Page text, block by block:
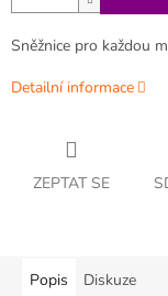
Sněžnice pro každou
Detailní informace
ZEPTAT SE
Popis Diskuze